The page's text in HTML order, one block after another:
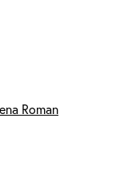
Roman